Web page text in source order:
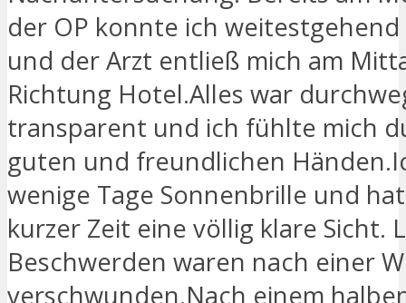
der OP konnte ich
und der Arzt entließ mich am
Richtung Hotel.Alles war
transparent und ich fühlte mich
guten und freundlichen
wenige Tage Sonnenbrille und
kurzer Zeit eine völlig klare Sicht.
Beschwerden waren nach einer
verschwunden.Nach einem